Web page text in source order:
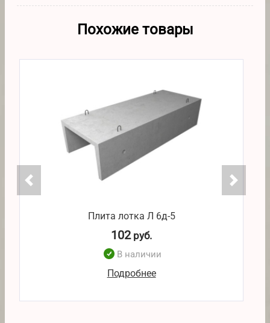
Похожие товары
Плита лотка Л 6д-5
102руб.
В наличии
Подробнее